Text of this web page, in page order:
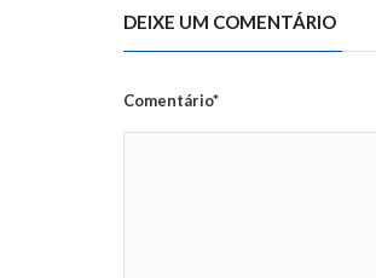
DEIXE UM COMENTÁRIO
Comentário*